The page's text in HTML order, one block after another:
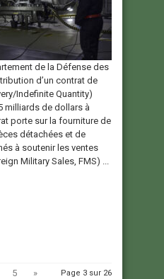
de la Défense des
d’un contrat de
Indefinite Quantity)
milliards de dollars à
porte sur la fourniture de
détachées et de
à soutenir les ventes
Military Sales, FMS) ...
Page 3 sur 26
5 »